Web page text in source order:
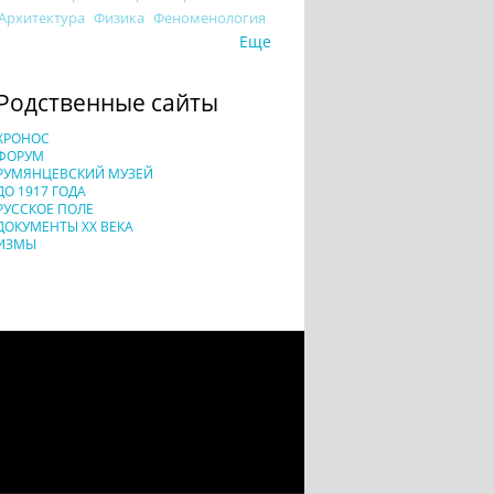
Физика Феноменология
Еще
сайты
МУЗЕЙ
1917 ГОДА
ПОЛЕ
XX ВЕКА